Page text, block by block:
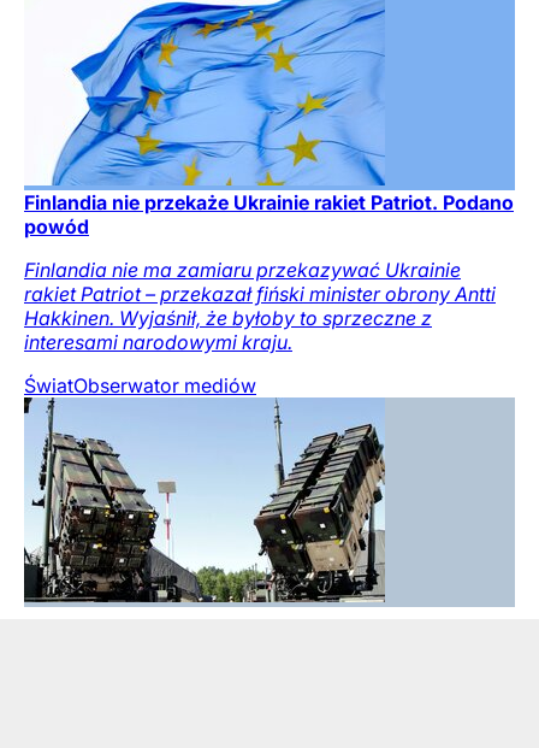
Finlandia nie przekaże Ukrainie rakiet Patriot. Podano
powód
Finlandia nie ma zamiaru przekazywać Ukrainie
rakiet Patriot – przekazał fiński minister obrony Antti
Hakkinen. Wyjaśnił, że byłoby to sprzeczne z
interesami narodowymi kraju.
ŚwiatObserwator mediów